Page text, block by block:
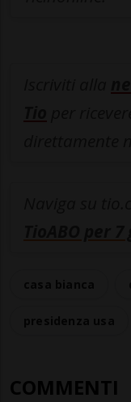
COMMENTI